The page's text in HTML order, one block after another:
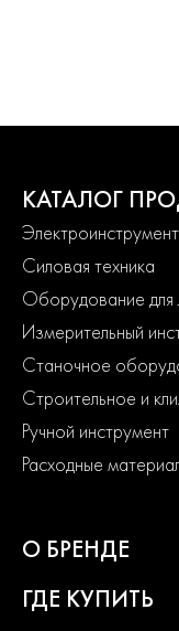
КАТАЛОГ
Электроинструмент
Силовая техника
Оборудование для
Измерительный
Станочное
Строительное и
Ручной инструмент
Расходные
О БРЕНДЕ
ГДЕ КУПИТЬ